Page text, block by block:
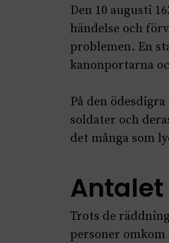
Den 10 augusti
händelse och
problemen. En
kanonportarna
På den
soldater och
det många som
Trots de
personer omkom